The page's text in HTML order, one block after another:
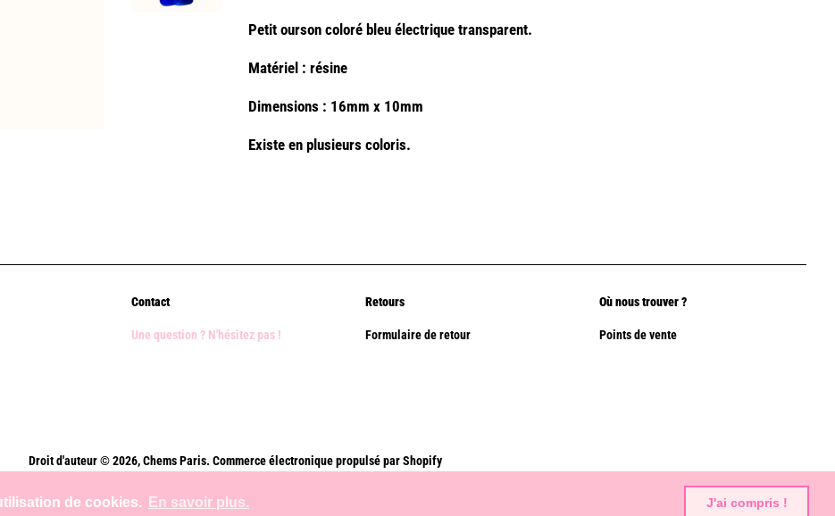
de cookies. En savoir plus. J'ai compris !
Petit ourson coloré bleu électrique transparent.
Matériel : résine
Dimensions : 16mm x 10mm
Existe en plusieurs coloris.
Contact
Une question ? N'hésitez pas !
Retours
Formulaire de retour
Où nous trouver ?
Points de vente
Droit d'auteur © 2026,Chems Paris. Commerce électronique propulsé par Shopify